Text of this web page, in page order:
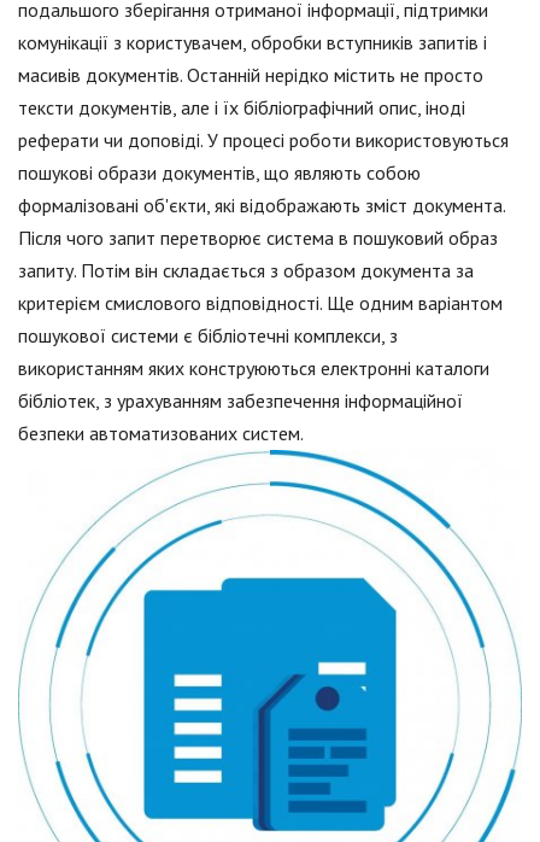
подальшого зберігання отриманої інформації, підтримки
комунікації з користувачем, обробки вступників запитів і
масивів документів. Останній нерідко містить не просто
тексти документів, але і їх бібліографічний опис, іноді
реферати чи доповіді. У процесі роботи використовуються
пошукові образи документів, що являють собою
формалізовані об'єкти, які відображають зміст документа.
Після чого запит перетворює система в пошуковий образ
запиту. Потім він складається з образом документа за
критерієм смислового відповідності. Ще одним варіантом
пошукової системи є бібліотечні комплекси, з
використанням яких конструюються електронні каталоги
бібліотек, з урахуванням забезпечення інформаційної
безпеки автоматизованих систем.